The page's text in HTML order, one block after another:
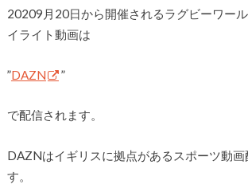
20209月20日から開催されるラグビーワー
イライト動画は
”DAZN ”
で配信されます。
DAZNはイギリスに拠点があるスポーツ動
す。